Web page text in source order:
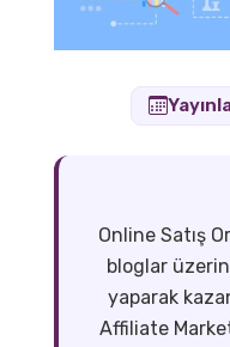
Online Satış
bloglar
yaparak
Affiliate